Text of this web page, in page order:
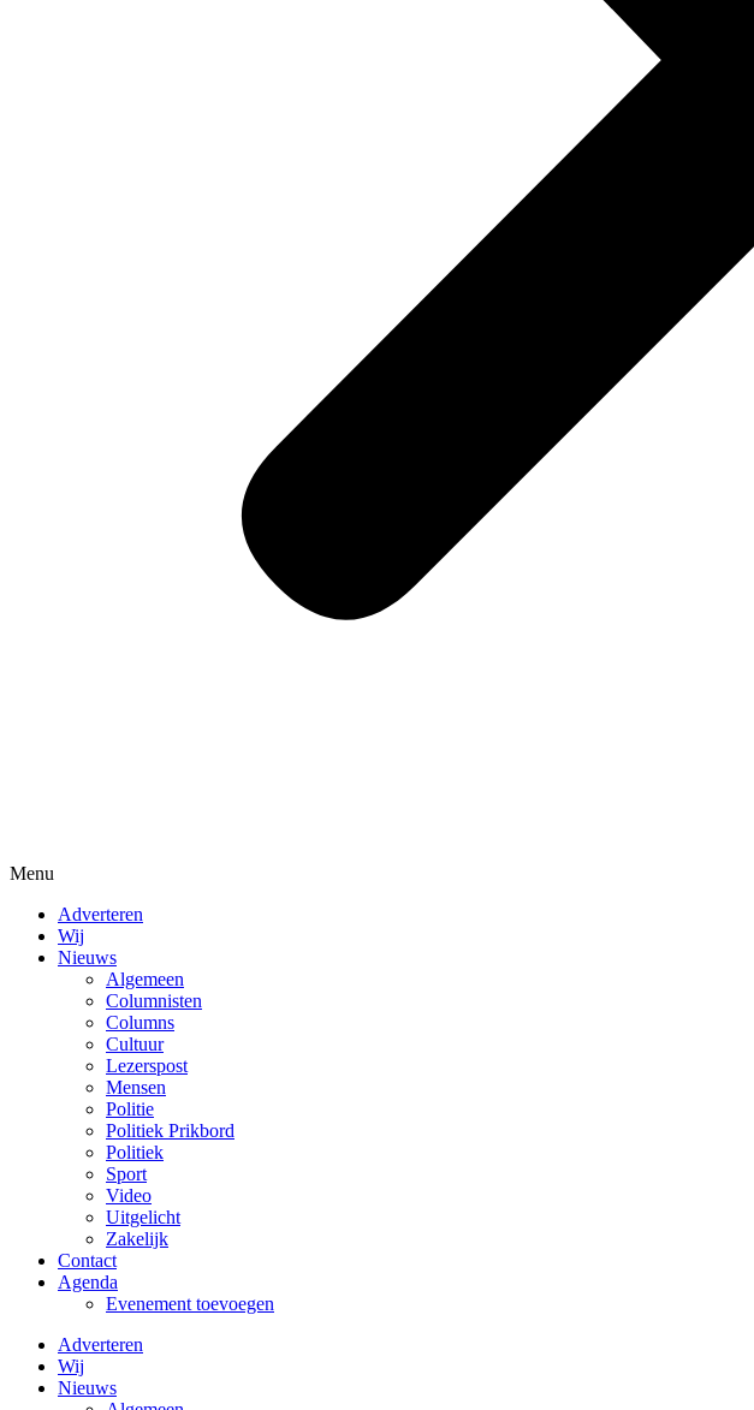
Menu
Adverteren
Wij
Nieuws
Algemeen
Columnisten
Columns
Cultuur
Lezerspost
Mensen
Politie
Politiek Prikbord
Politiek
Sport
Video
Uitgelicht
Zakelijk
Contact
Agenda
Evenement toevoegen
Adverteren
Wij
Nieuws